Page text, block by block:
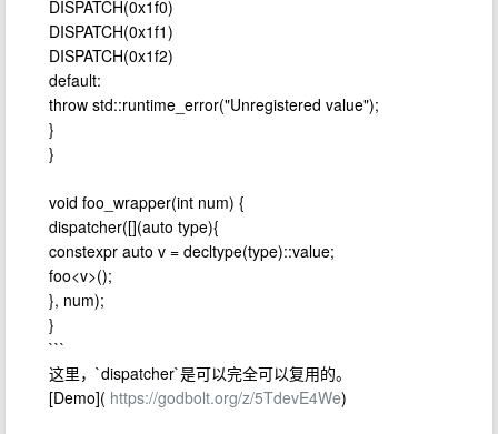
DISPATCH(0x1f0)
DISPATCH(0x1f1)
DISPATCH(0x1f2)
default:
throw std::runtime_error("Unregistered value");
}
}
void foo_wrapper(int num) {
dispatcher([](auto type){
constexpr auto v = decltype(type)::value;
foo<v>();
}, num);
}
```
这里，`dispatcher`是可以完全可以复用的。
[Demo]( https://godbolt.org/z/5TdevE4We)